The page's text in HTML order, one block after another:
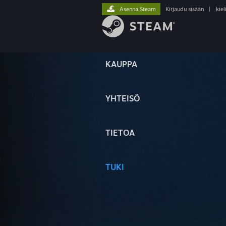
KAUPPA
YHTEISÖ
TIETOA
TUKI
Asenna Steam Kirjaudu sisään kieli